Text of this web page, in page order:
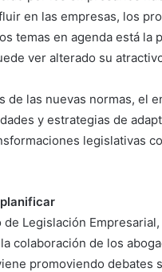
en las empresas, los
temas en agenda está la
ver alterado su
de las nuevas normas, el
y estrategias de
legislativas
Legislación
colaboración de los
promoviendo debates